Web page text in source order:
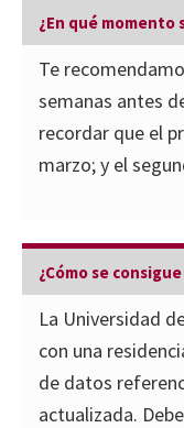
¿En qué momento
Te
semanas antes
recordar que el
marzo; y el
¿Cómo se
La Universidad
con una
de datos
actualizada.